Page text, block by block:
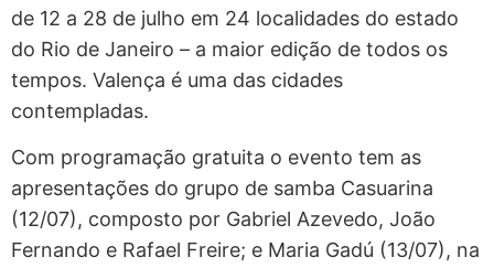
de 12 a 28 de julho em 24 localidades do estado
do Rio de Janeiro – a maior edição de todos os
tempos. Valença é uma das cidades
contempladas.
Com programação gratuita o evento tem as
apresentações do grupo de samba Casuarina
(12/07), composto por Gabriel Azevedo, João
Fernando e Rafael Freire; e Maria Gadú (13/07), na